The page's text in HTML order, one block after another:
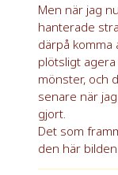
Men när jag
hanterade
därpå komma
plötsligt
mönster, och
senare när
gjort.
Det som
den här bilden.